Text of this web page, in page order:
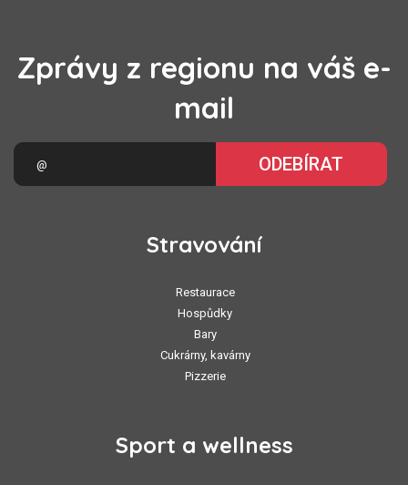
Zprávy z regionu na váš e-
mail
ODEBÍRAT
Stravování
Restaurace
Hospůdky
Bary
Cukrárny, kavárny
Pizzerie
Sport a wellness